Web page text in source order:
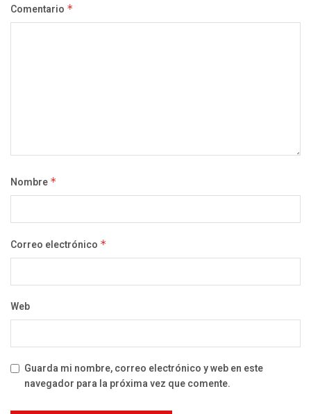
Comentario *
Nombre *
Correo electrónico *
Web
Guarda mi nombre, correo electrónico y web en este
navegador para la próxima vez que comente.